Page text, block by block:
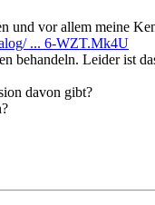
und vor allem meine
... 6-WZT.Mk4U
behandeln. Leider ist
davon gibt?